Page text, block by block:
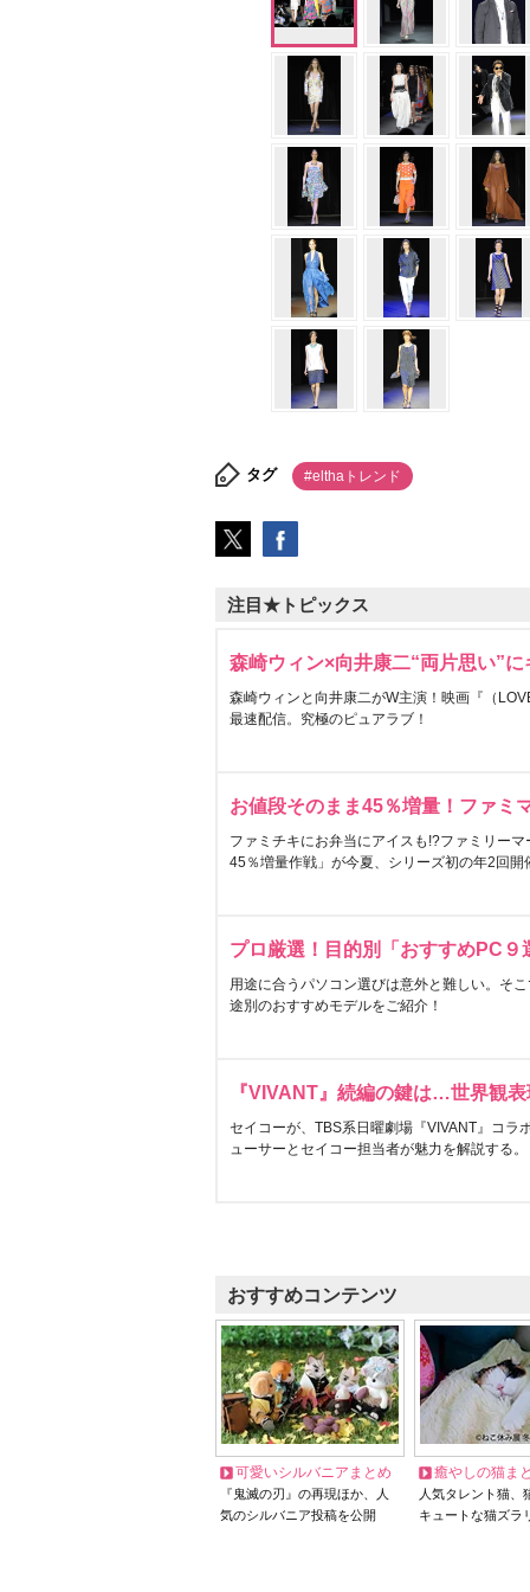
タグ #elthaトレンド
注目★トピックス
森崎ウィン×向井康二“両片思い”
森崎ウィンと向井康二がW主演！映画『（
最速配信。究極のピュアラブ！
お値段そのまま45％増量！ファミ
ファミチキにお弁当にアイスも!?ファミリー
45％増量作戦」が今夏、シリーズ初の年2回開
プロ厳選！目的別「おすすめPC９
用途に合うパソコン選びは意外と難しい。そ
途別のおすすめモデルをご紹介！
『VIVANT』続編の鍵は…世界観
セイコーが、TBS系日曜劇場『VIVANT』コラ
ューサーとセイコー担当者が魅力を解説する。
おすすめコンテンツ
可愛いシルバニアまとめ
『鬼滅の刃』の再現ほか、人
気のシルバニア投稿を公開
癒やしの猫ま
人気タレント猫
キュートな猫ズラ